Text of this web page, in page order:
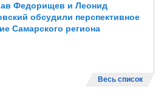
Федорищев и Леонид
обсудили перспективное
Самарского региона
Весь список